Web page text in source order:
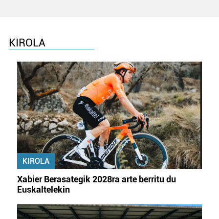
zure baimena Cookieen adierazpenean.
Webgune honek cookie propioak eta hirugarrenen cookie-
fitxategiak erabiltzen ditu. Zure esperientzia eta
zerbitzuak hobetzeko asmoz, cookie teknologiaz
baliatzen gara. Ohar hau onartuz gero, teknologia hori
erabiltzeko baimen esplizitua ematen diguzu.Gehiago
irakurri
KIROLA
KIROLA
Xabier Berasategik 2028ra arte berritu du
Euskaltelekin